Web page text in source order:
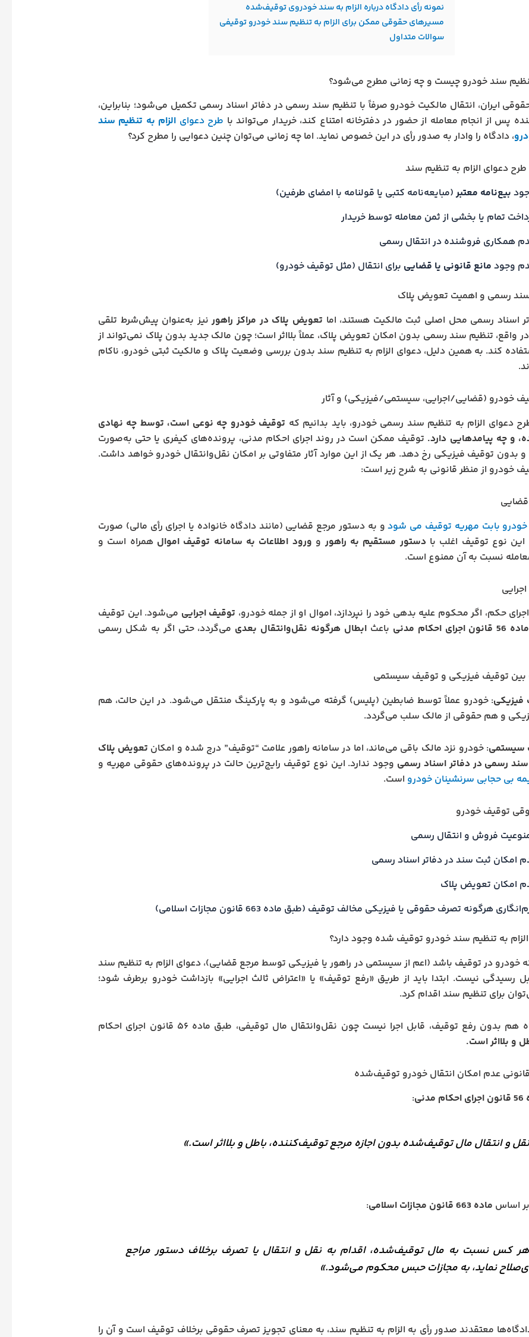
نمونه رأی دادگاه درباره الزام به سند خودروی توقیف‌شده
مسیرهای حقوقی ممکن برای الزام به تنظیم سند خودرو توقیفی
سوالات متداول
تنظیم سند خودرو چیست و چه زمانی مطرح می‌شود؟
ایران، انتقال مالکیت خودرو صرفاً با تنظیم سند رسمی در دفاتر اسناد رسمی تکمیل می‌شود؛ بنابراین،
پس از انجام معامله از حضور در دفترخانه امتناع کند، خریدار می‌تواند با طرح دعوای الزام به تنظیم سند
، دادگاه را وادار به صدور رأی در این خصوص نماید. اما چه زمانی می‌توان چنین دعوایی را مطرح کرد؟
دعوای الزام به تنظیم سند
بیع‌نامه معتبر(مبایعه‌نامه کتبی یا قولنامه با امضای طرفین)
تمام یا بخشی از ثمن معامله توسط خریدار
همکاری فروشنده در انتقال رسمی
وجود مانع قانونی یا قضایی برای انتقال (مثل توقیف خودرو)
رسمی و اهمیت تعویض پلاک
اسناد رسمی محل اصلی ثبت مالکیت هستند، اما تعویض پلاک در مراکز راهورنیز به‌عنوان پیش‌شرط تلقی
واقع، تنظیم سند رسمی بدون امکان تعویض پلاک، عملاً بلااثر است؛ چون مالک جدید بدون پلاک نمی‌تواند از
کند. به همین دلیل، دعوای الزام به تنظیم سند بدون بررسی وضعیت پلاک و مالکیت ثبتی خودرو، ناکام
خودرو (قضایی/اجرایی، سیستمی/فیزیکی) و آثار
دعوای الزام به تنظیم سند رسمی خودرو، باید بدانیم که توقیف خودرو چه نوعی است، توسط چه نهادی
و چه پیامدهایی دارد. توقیف ممکن است در روند اجرای احکام مدنی، پرونده‌های کیفری یا حتی به‌صورت
بدون توقیف فیزیکی رخ دهد. هر یک از این موارد آثار متفاوتی بر امکان نقل‌وانتقال خودرو خواهد داشت.
خودرو از منظر قانونی به شرح زیر است:
خودرو بابت مهریه توقیف می شودو به دستور مرجع قضایی (مانند دادگاه خانواده یا اجرای رأی مالی) صورت
این نوع توقیف اغلب بادستور مستقیم به راهور و ورود اطلاعات به سامانه توقیف اموال همراه است و
نسبت به آن ممنوع است.
حکم، اگر محکوم‌ علیه بدهی خود را نپردازد، اموال او از جمله خودرو، توقیف اجرایی می‌شود. این توقیف
ماده 56 قانون اجرای احکام مدنی باعث ابطال هرگونه نقل‌وانتقال بعدی می‌گردد، حتی اگر به شکل رسمی
بین توقیف فیزیکی و توقیف سیستمی
فیزیکی: خودرو عملاً توسط ضابطین (پلیس) گرفته می‌شود و به پارکینگ منتقل می‌شود. در این حالت، هم
و هم حقوقی از مالک سلب می‌گردد.
سیستمی: خودرو نزد مالک باقی می‌ماند، اما در سامانه راهور علامت “توقیف” درج شده و امکان تعویض پلاک
سند رسمی در دفاتر اسناد رسمی وجود ندارد. این نوع توقیف رایج‌ترین حالت در پرونده‌های حقوقی مهریه و
بی حجابی سرنشینان خودرو است.
توقیف خودرو
فروش و انتقال رسمی
امکان ثبت سند در دفاتر اسناد رسمی
امکان تعویض پلاک
هرگونه تصرف حقوقی یا فیزیکی مخالف توقیف (طبق ماده 663 قانون مجازات اسلامی)
الزام به تنظیم سند خودرو توقیف شده وجود دارد؟
خودرو در توقیف باشد (اعم از سیستمی در راهور یا فیزیکی توسط مرجع قضایی)، دعوای الزام به تنظیم سند
رسیدگی نیست. ابتدا باید از طریق «رفع توقیف» یا «اعتراض ثالث اجرایی» بازداشت خودرو برطرف شود؛
برای تنظیم سند اقدام کرد.
رأی دادگاه هم بدون رفع توقیف، قابل اجرا نیست چون نقل‌وانتقال مال توقیفی، طبق ماده ۵۶ قانون اجرای احکام
و بلااثر است.
عدم امکان انتقال خودرو توقیف‌شده
:
و انتقال مال توقیف‌شده بدون اجازه مرجع توقیف‌کننده، باطل و بلااثر است.»
اساس ماده 663 قانون مجازات اسلامی :
کس نسبت به مال توقیف‌شده، اقدام به نقل و انتقال یا تصرف برخلاف دستور مراجع
نماید، به مجازات حبس محکوم می‌شود.»
دادگاه‌ها معتقدند صدور رأی به الزام به تنظیم سند، به معنای تجویز تصرف حقوقی برخلاف توقیف است و آن را